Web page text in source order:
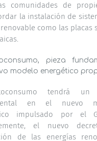
comunidades de
la instalación de
como las placas
pieza
modelo energético
tendrá un
en el nuevo
impulsado por el
el nuevo
de las energías